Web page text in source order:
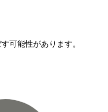
可能性があります。